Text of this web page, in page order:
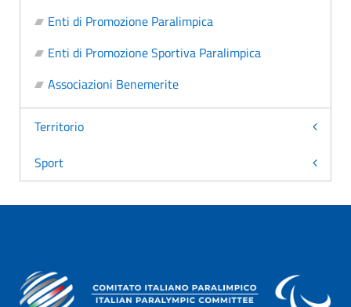
Enti di Promozione Paralimpica
Enti di Promozione Sportiva Paralimpica
Associazioni Benemerite
Territorio
Sport